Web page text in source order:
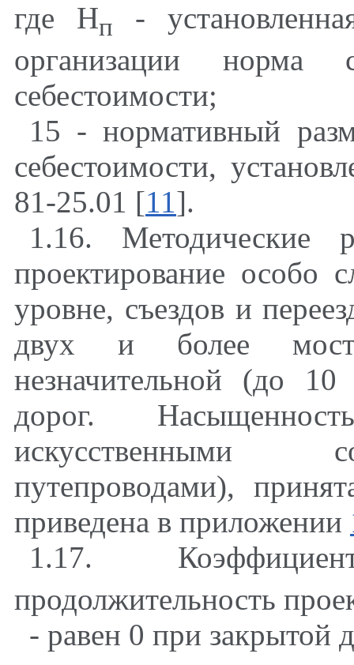
где Нп
-
организации
себестоимости;
15 - нормативный
себестоимости,
81-25.01 [11].
1.16. Методические
проектирование особо
уровне, съездов и
двух и более
незначительной (до
дорог.
искусственными
путепроводами),
приведена в приложении
1.17.
продолжительность
- равен 0 при закрытой